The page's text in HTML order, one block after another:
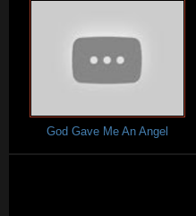
God Gave Me An Angel